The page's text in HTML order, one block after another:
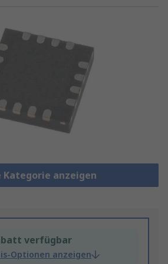
Kategorie anzeigen
verfügbar
Optionen anzeigen